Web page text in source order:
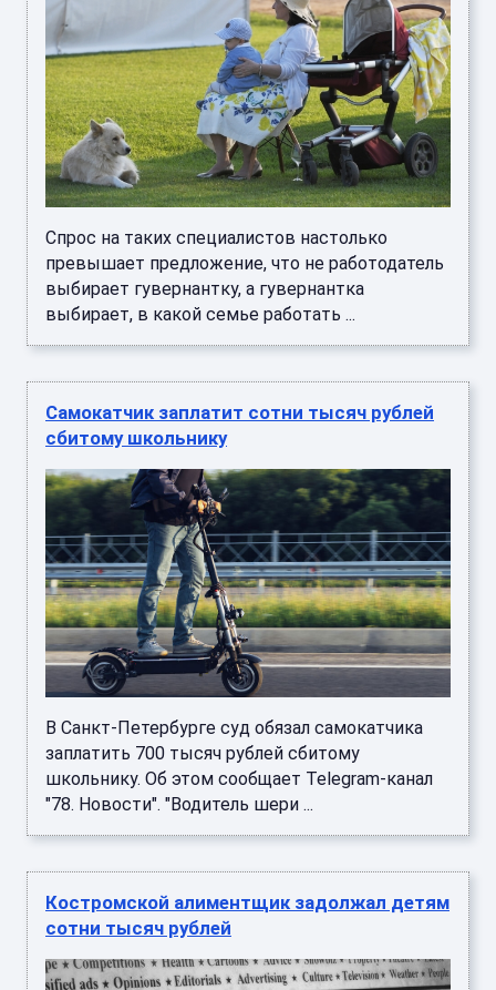
Спрос на таких специалистов настолько
превышает предложение, что не работодатель
выбирает гувернантку, а гувернантка
выбирает, в какой семье работать ...
Самокатчик заплатит сотни тысяч рублей
сбитому школьнику
В Санкт-Петербурге суд обязал самокатчика
заплатить 700 тысяч рублей сбитому
школьнику. Об этом сообщает Telegram-канал
"78. Новости". "Водитель шери ...
Костромской алиментщик задолжал детям
сотни тысяч рублей